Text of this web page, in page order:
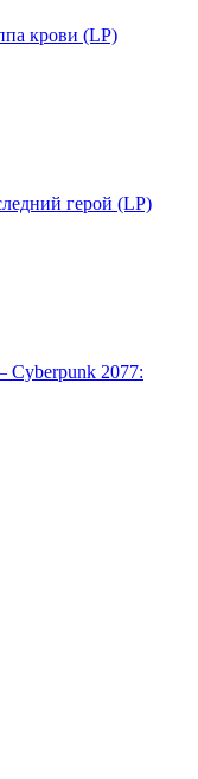
крови (LP)
герой (LP)
Cyberpunk 2077: